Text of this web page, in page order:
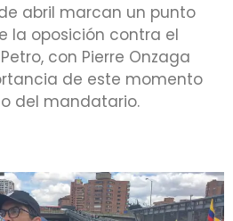
abril marcan un punto
la oposición contra el
con Pierre Onzaga
de este momento
del mandatario.